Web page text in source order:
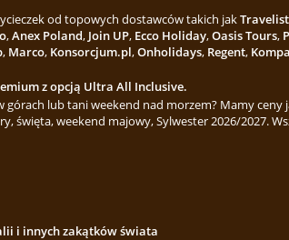
od topowych dostawców takich jakTravelist
,Anex Poland, Join UP, Ecco Holiday,Oasis Tours,
, Marco, Konsorcjum.pl,Onholidays, Regent,
z opcją Ultra All Inclusive.
górach lub tani weekend nad morzem? Mamy
święta, weekend majowy, Sylwester 2026/2027.
i innych zakątków świata